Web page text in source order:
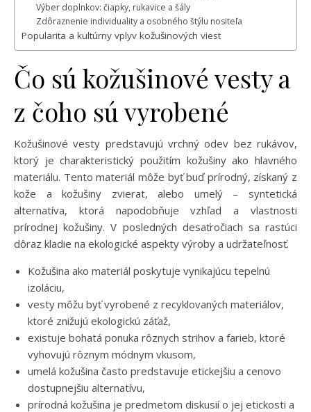
Výber doplnkov: čiapky, rukavice a šály
Zdôraznenie individuality a osobného štýlu nositeľa
Popularita a kultúrny vplyv kožušinových viest
Čo sú kožušinové vesty a
z čoho sú vyrobené
Kožušinové vesty predstavujú vrchný odev bez rukávov,
ktorý je charakteristický použitím kožušiny ako hlavného
materiálu. Tento materiál môže byť buď prírodný, získaný z
kože a kožušiny zvierat, alebo umelý – syntetická
alternatíva, ktorá napodobňuje vzhľad a vlastnosti
prírodnej kožušiny. V posledných desaťročiach sa rastúci
dôraz kladie na ekologické aspekty výroby a udržateľnosť.
Kožušina ako materiál poskytuje vynikajúcu tepelnú
izoláciu,
vesty môžu byť vyrobené z recyklovaných materiálov,
ktoré znižujú ekologickú záťaž,
existuje bohatá ponuka rôznych strihov a farieb, ktoré
vyhovujú rôznym módnym vkusom,
umelá kožušina často predstavuje etickejšiu a cenovo
dostupnejšiu alternatívu,
prírodná kožušina je predmetom diskusií o jej etickosti a